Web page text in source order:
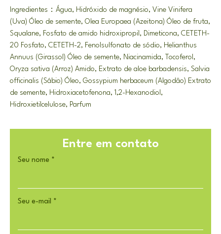
Ingredientes：Água, Hidróxido de magnésio, Vine Vinifera
(Uva) Óleo de semente, Olea Europaea (Azeitona) Óleo de fruta,
Squalane, Fosfato de amido hidroxipropil, Dimeticona, CETETH-
20 Fosfato, CETETH-2, Fenolsulfonato de sódio, Helianthus
Annuus (Girassol) Óleo de semente, Niacinamida, Tocoferol,
Oryza sativa (Arroz) Amido, Extrato de aloe barbadensis, Salvia
officinalis (Sábio) Óleo, Gossypium herbaceum (Algodão) Extrato
de semente, Hidroxiacetofenona, 1,2-Hexanodiol,
Hidroxietilcelulose, Parfum
Entre em contato
Seu nome *
Seu e-mail *